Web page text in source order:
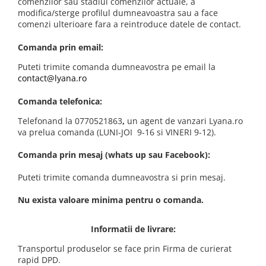
modifica/sterge profilul dumneavoastra sau a face
comenzi ulterioare fara a reintroduce datele de contact.
Comanda prin email:
Puteti trimite comanda dumneavostra pe email la
contact@lyana.ro
Comanda telefonica:
Telefonand la 0770521863, un agent de vanzari Lyana.ro
va prelua comanda (LUNI-JOI 9-16 si VINERI 9-12).
Comanda prin mesaj (whats up sau Facebook):
Puteti trimite comanda dumneavostra si prin mesaj.
Nu exista valoare minima pentru o comanda.
Informatii de livrare:
Transportul produselor se face prin Firma de curierat
rapid DPD.